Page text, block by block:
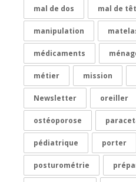
mal de dos mal de
manipulation
médicaments
métier mission
Newsletter oreiller
ostéoporose
pédiatrique porter
posturométrie